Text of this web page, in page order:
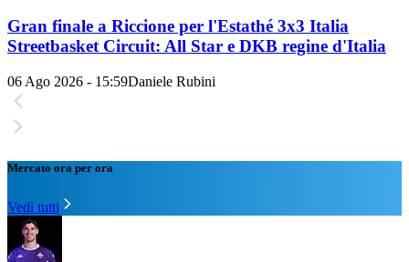
Gran finale a Riccione per l'Estathé 3x3 Italia
Streetbasket Circuit: All Star e DKB regine d'Italia
06 Ago 2026 - 15:59Daniele Rubini
Mercato ora per ora
Vedi tutti